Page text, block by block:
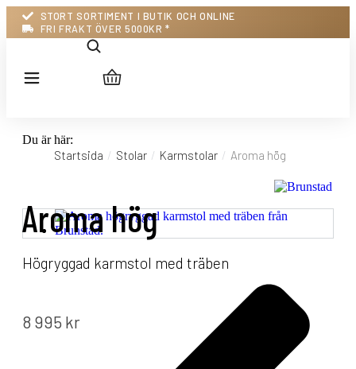
STORT SORTIMENT I BUTIK OCH ONLINE
FRI FRAKT ÖVER 5000KR *
Du är här:
Startsida Stolar Karmstolar Aroma hög
Aroma hög
Högryggad karmstol med träben
8 995 kr